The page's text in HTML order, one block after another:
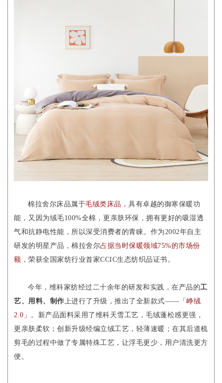
棉拉舍尔床品属于毛绒类床品 ，具有卓越的御寒保暖功
能，又因为绒毛100%全棉，更亲肤环保，拥有更好的吸湿透
气和抗静电性能，所以深受消费者的青睐。作为2002年自主
研发的明星产品，棉拉舍尔占据当时保暖领域75%的市场份
额 ，荣获全国家纺行业首家CCIC生态纺织品证书。
今年，维科家纺经过二十余年的研发和实践，在产品的工
艺、用料、制作 上进行了升级，推出了全新款式—— 「峥绒
2.0」
。新产品面料采用了维科天雪工艺，毛绒蓬松感更强，
更亲肤柔软；创新升级经编立绒工艺，轻薄速暖；在其后道梳
剪毛的过程中做了专属特殊工艺，让浮毛更少，用户清洗更方
便。